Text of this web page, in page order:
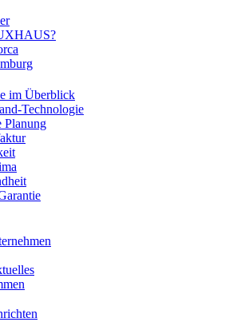
im Überblick
Technologie
Planung